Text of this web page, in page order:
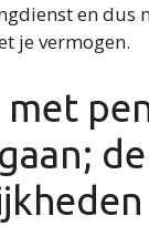
en dus
je vermogen.
met
de